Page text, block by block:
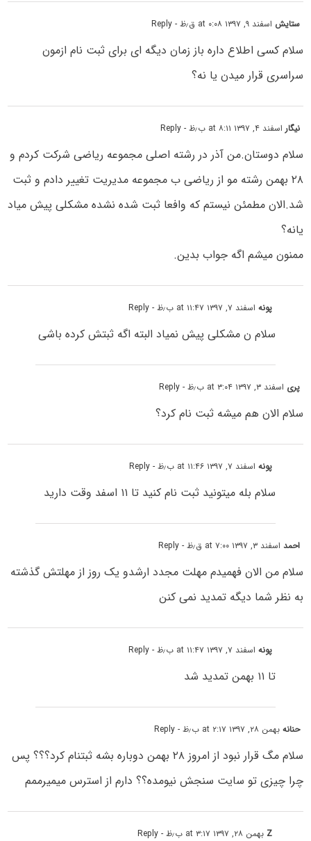
ستایش اسفند ۹, ۱۳۹۷ at ۰:۰۸ ق٫ظ - Reply
سلام کسی اطلاع داره باز زمان دیگه ای برای ثبت نام ازمون
سراسری قرار میدن یا نه؟
نیگار اسفند ۴, ۱۳۹۷ at ۸:۱۱ ب٫ظ - Reply
سلام دوستان.من آذر در رشته اصلی مجموعه ریاضی شرکت کردم و
۲۸ بهمن رشته مو از ریاضی ب مجموعه مدیریت تغییر دادم و ثبت
شد.الان مطمئن نیستم که وافعا ثبت شده نشده مشکلی پیش میاد
یانه؟
ممنون میشم اگه جواب بدین.
پونهاسفند ۷, ۱۳۹۷ at ۱۱:۴۷ ب٫ظ - Reply
سلام ن مشکلی پیش نمیاد البته اگه ثبتش کرده باشی
پری اسفند ۳, ۱۳۹۷ at ۳:۰۴ ب٫ظ - Reply
سلام الان هم میشه ثبت نام کرد؟
پونهاسفند ۷, ۱۳۹۷ at ۱۱:۴۶ ب٫ظ - Reply
سلام بله میتونید ثبت نام کنید تا ۱۱ اسفد وقت دارید
احمداسفند ۳, ۱۳۹۷ at ۷:۰۰ ق٫ظ - Reply
سلام من الان فهمیدم مهلت مجدد ارشدو یک روز از مهلتش گذشته
به نظر شما دیگه تمدید نمی کنن
پونهاسفند ۷, ۱۳۹۷ at ۱۱:۴۷ ب٫ظ - Reply
تا ۱۱ بهمن تمدید شد
حنانهبهمن ۲۸, ۱۳۹۷ at ۲:۱۷ ب٫ظ - Reply
سلام مگ قرار نبود از امروز ۲۸ بهمن دوباره بشه ثبتنام کرد؟؟؟ پس
چرا چیزی تو سایت سنجش نیومده؟؟ دارم از استرس میمیرممم
Z بهمن ۲۸, ۱۳۹۷ at ۳:۱۷ ب٫ظ - Reply